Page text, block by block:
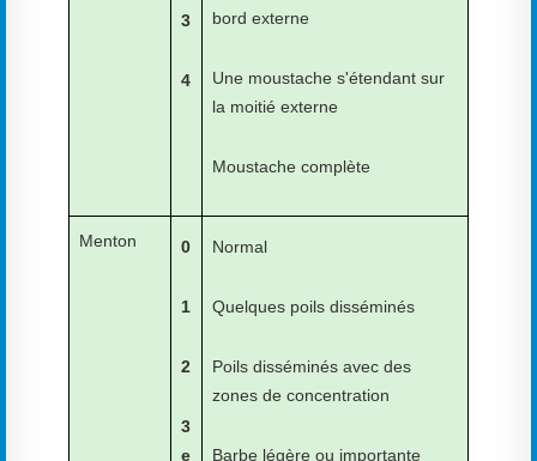
3
4
bord externe
Une moustache s'étendant sur
la moitié externe
Moustache complète
Menton 0
1
2
3
e
Normal
Quelques poils disséminés
Poils disséminés avec des
zones de concentration
Barbe légère ou importante